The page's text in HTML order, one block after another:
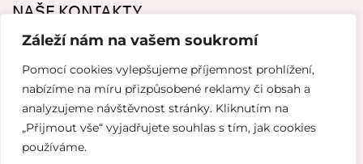
Záleží nám na vašem soukromí
Pomocí cookies vylepšujeme příjemnost prohlížení,
nabízíme na míru přizpůsobené reklamy či obsah a
analyzujeme návštěvnost stránky. Kliknutím na
„Přijmout vše“ vyjadřujete souhlas s tím, jak cookies
používáme.
NAŠE KONTAKTY
mikeladzebeauty@gmail.com
+420 776627318
U Pergamenky 12, Praha 7